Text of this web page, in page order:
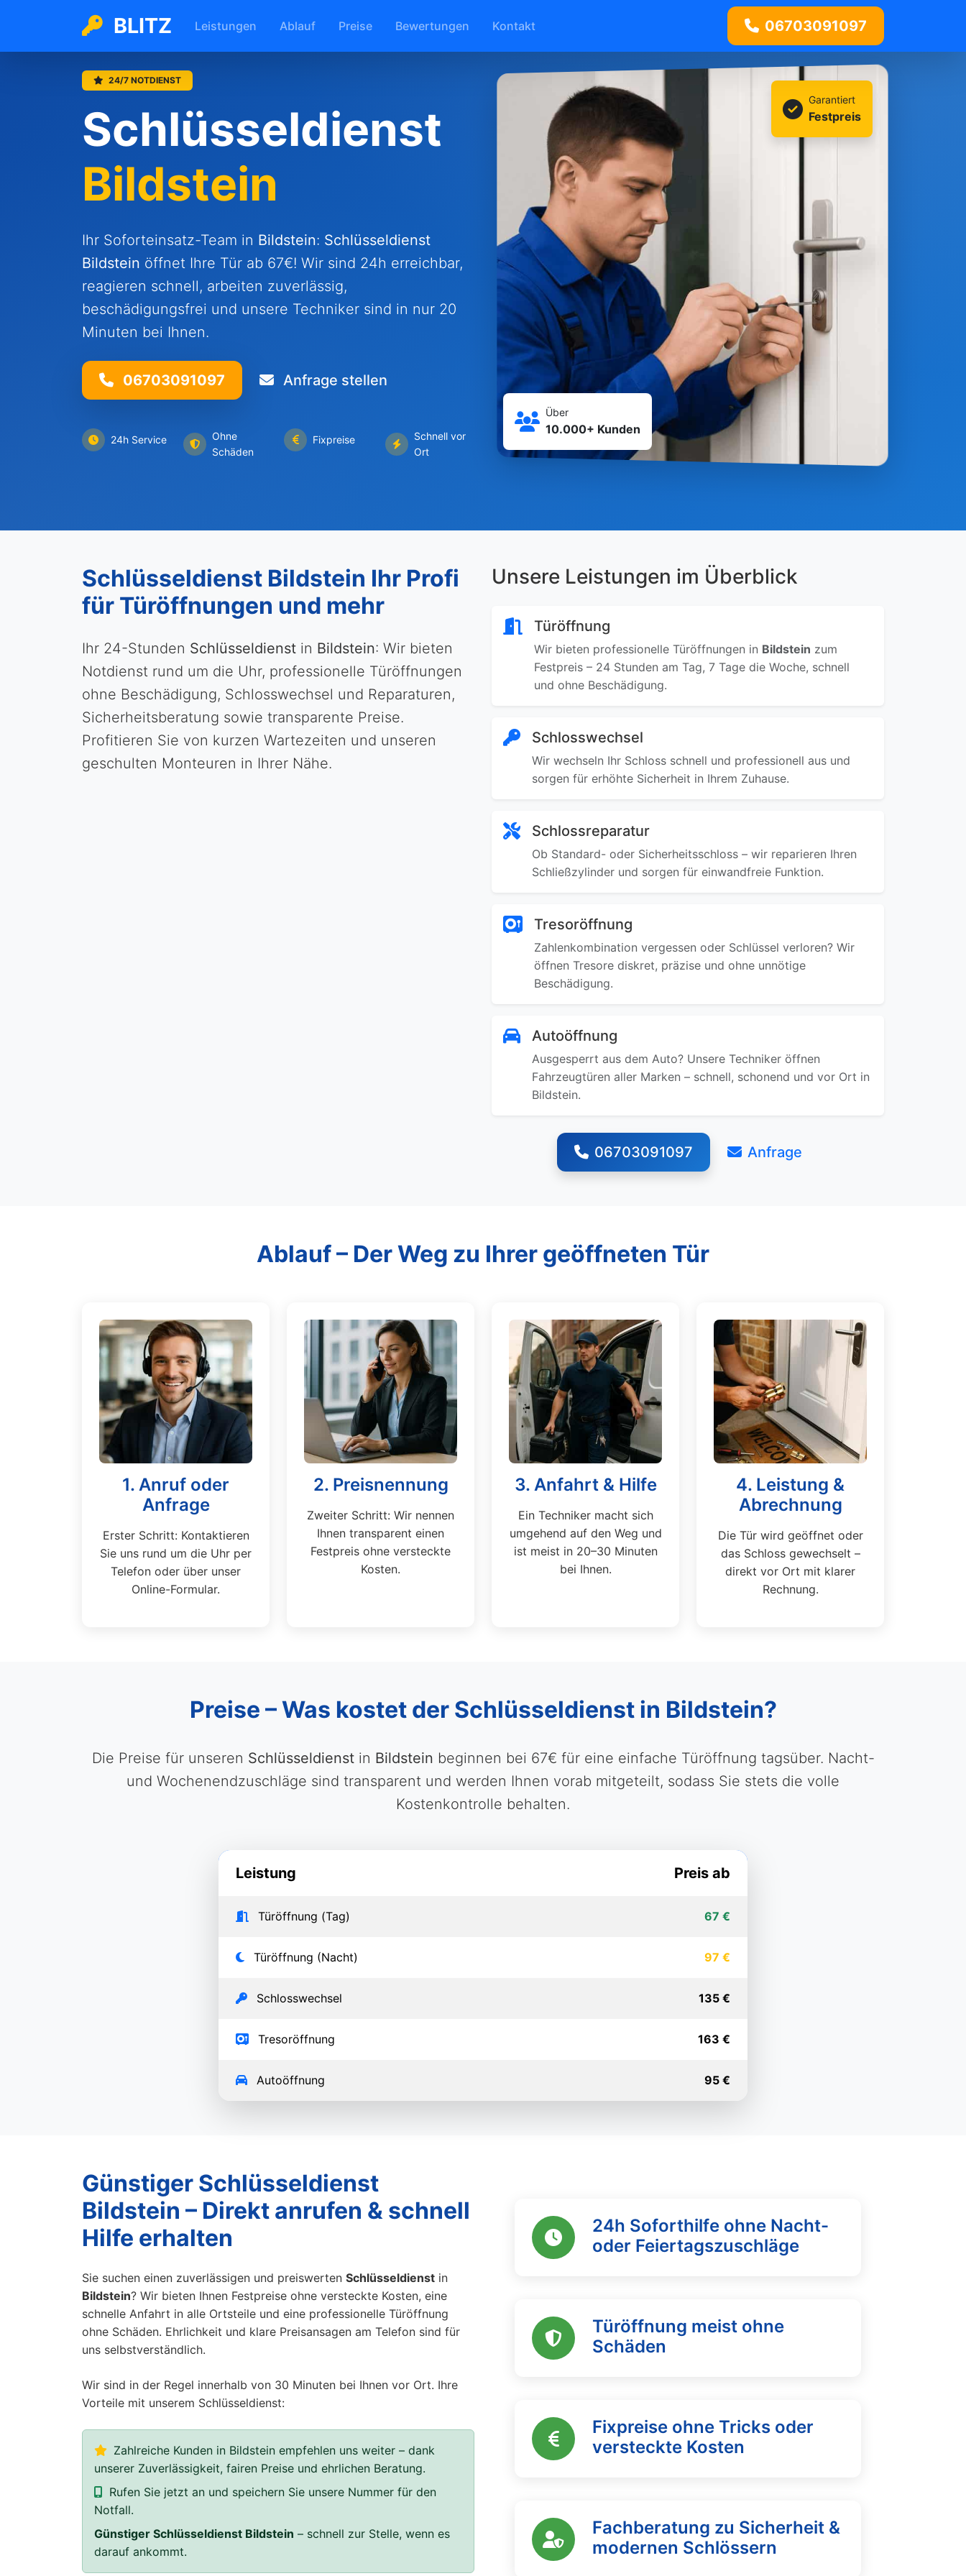
BLITZ Leistungen Ablauf Preise Bewertungen Kontakt 06703091097
24/7 NOTDIENST
Schlüsseldienst
Bildstein
Ihr Soforteinsatz-Team in Bildstein: Schlüsseldienst
Bildstein öffnet Ihre Tür ab 67€! Wir sind 24h erreichbar,
reagieren schnell, arbeiten zuverlässig,
beschädigungsfrei und unsere Techniker sind in nur 20
Minuten bei Ihnen.
06703091097 Anfrage stellen
24h Service
Ohne
Schäden
Fixpreise
Schnell vor
Ort
Garantiert
Festpreis
Über
10.000+ Kunden
Schlüsseldienst Bildstein Ihr Profi
für Türöffnungen und mehr
Ihr 24-Stunden Schlüsseldienst in Bildstein: Wir bieten
Notdienst rund um die Uhr, professionelle Türöffnungen
ohne Beschädigung, Schlosswechsel und Reparaturen,
Sicherheitsberatung sowie transparente Preise.
Profitieren Sie von kurzen Wartezeiten und unseren
geschulten Monteuren in Ihrer Nähe.
Unsere Leistungen im Überblick
Türöffnung
Wir bieten professionelle Türöffnungen in Bildstein zum
Festpreis – 24 Stunden am Tag, 7 Tage die Woche, schnell
und ohne Beschädigung.
Schlosswechsel
Wir wechseln Ihr Schloss schnell und professionell aus und
sorgen für erhöhte Sicherheit in Ihrem Zuhause.
Schlossreparatur
Ob Standard- oder Sicherheitsschloss – wir reparieren Ihren
Schließzylinder und sorgen für einwandfreie Funktion.
Tresoröffnung
Zahlenkombination vergessen oder Schlüssel verloren? Wir
öffnen Tresore diskret, präzise und ohne unnötige
Beschädigung.
Autoöffnung
Ausgesperrt aus dem Auto? Unsere Techniker öffnen
Fahrzeugtüren aller Marken – schnell, schonend und vor Ort in
Bildstein.
06703091097 Anfrage
Ablauf – Der Weg zu Ihrer geöffneten Tür
1. Anruf oder
Anfrage
Erster Schritt: Kontaktieren
Sie uns rund um die Uhr per
Telefon oder über unser
Online-Formular.
2. Preisnennung
Zweiter Schritt: Wir nennen
Ihnen transparent einen
Festpreis ohne versteckte
Kosten.
3. Anfahrt & Hilfe
Ein Techniker macht sich
umgehend auf den Weg und
ist meist in 20–30 Minuten
bei Ihnen.
4. Leistung &
Abrechnung
Die Tür wird geöffnet oder
das Schloss gewechselt –
direkt vor Ort mit klarer
Rechnung.
Preise – Was kostet der Schlüsseldienst in Bildstein?
Die Preise für unseren Schlüsseldienstin Bildstein beginnen bei 67€ für eine einfache Türöffnung tagsüber. Nacht-
und Wochenendzuschläge sind transparent und werden Ihnen vorab mitgeteilt, sodass Sie stets die volle
Kostenkontrolle behalten.
Leistung Preis ab
Türöffnung (Tag) 67 €
Türöffnung (Nacht) 97 €
Schlosswechsel 135 €
Tresoröffnung 163 €
Autoöffnung 95 €
Günstiger Schlüsseldienst
Bildstein – Direkt anrufen & schnell
Hilfe erhalten
Sie suchen einen zuverlässigen und preiswerten Schlüsseldienst in
Bildstein? Wir bieten Ihnen Festpreise ohne versteckte Kosten, eine
schnelle Anfahrt in alle Ortsteile und eine professionelle Türöffnung
ohne Schäden. Ehrlichkeit und klare Preisansagen am Telefon sind für
uns selbstverständlich.
Wir sind in der Regel innerhalb von 30 Minuten bei Ihnen vor Ort. Ihre
Vorteile mit unserem Schlüsseldienst:
Zahlreiche Kunden in Bildstein empfehlen uns weiter – dank
unserer Zuverlässigkeit, fairen Preise und ehrlichen Beratung.
Rufen Sie jetzt an und speichern Sie unsere Nummer für den
Notfall.
Günstiger Schlüsseldienst Bildstein – schnell zur Stelle, wenn es
darauf ankommt.
24h Soforthilfe ohne Nacht-
oder Feiertagszuschläge
Türöffnung meist ohne
Schäden
Fixpreise ohne Tricks oder
versteckte Kosten
Fachberatung zu Sicherheit &
modernen Schlössern